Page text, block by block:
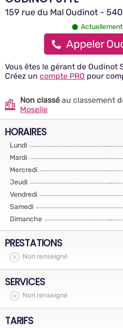
159 rue du Mal Oudinot -
Appeler
Vous êtes le gérant de Oudinot
Créez un compte PRO pour
Non classé au classement
Moselle
HORAIRES
Lundi
Mardi
Mercredi
Jeudi
Vendredi
Samedi
Dimanche
PRESTATIONS
Non renseigné
SERVICES
Non renseigné
TARIFS